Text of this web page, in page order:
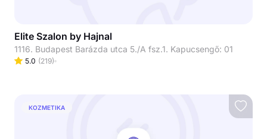
Elite Szalon by Hajnal
1116. Budapest Barázda utca 5./A fsz.1. Kapucsengő: 01
5.0 (219)
KOZMETIKA